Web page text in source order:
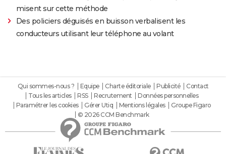
misent sur cette méthode
Des policiers déguisés en buisson verbalisent les
conducteurs utilisant leur téléphone au volant
Qui sommes-nous ? Equipe Charte éditoriale Publicité
Contact
Tous les articles
RSS Recrutement
Données personnelles
Paramétrer les cookies
Gérer Utiq Mentions légales
Groupe Figaro
© 2026 CCM Benchmark